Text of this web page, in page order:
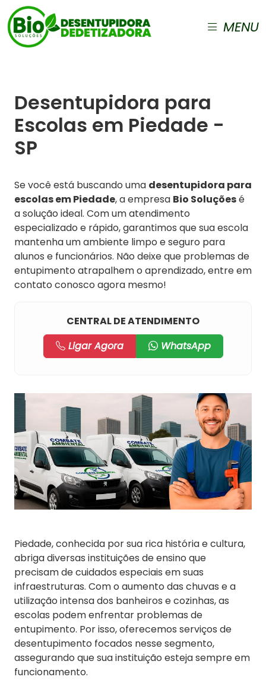
MENU
Desentupidora para
Escolas em Piedade -
SP
Se você está buscando uma desentupidora para
escolas em Piedade, a empresa Bio Soluçõesé
a solução ideal. Com um atendimento
especializado e rápido, garantimos que sua escola
mantenha um ambiente limpo e seguro para
alunos e funcionários. Não deixe que problemas de
entupimento atrapalhem o aprendizado, entre em
contato conosco agora mesmo!
CENTRAL DE ATENDIMENTO
Ligar Agora
WhatsApp
Piedade, conhecida por sua rica história e cultura,
abriga diversas instituições de ensino que
precisam de cuidados especiais em suas
infraestruturas. Com o aumento das chuvas e a
utilização intensa dos banheiros e cozinhas, as
escolas podem enfrentar problemas de
entupimento. Por isso, oferecemos serviços de
desentupimento focados nesse segmento,
assegurando que sua instituição esteja sempre em
funcionamento.